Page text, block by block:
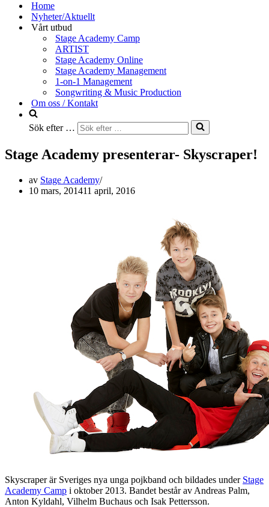
Home
Nyheter/Aktuellt
Vårt utbud
Stage Academy Camp
ARTIST
Stage Academy Online
Stage Academy Management
1-on-1 Management
Songwriting & Music Production
Om oss / Kontakt
Sök efter …
Stage Academy presenterar- Skyscraper!
av Stage Academy
10 mars, 201411 april, 2016
Skyscraper är Sveriges nya unga pojkband och bildades under Stage
Academy Camp i oktober 2013. Bandet består av Andreas Palm,
Anton Kyldahl, Vilhelm Buchaus och Isak Pettersson.